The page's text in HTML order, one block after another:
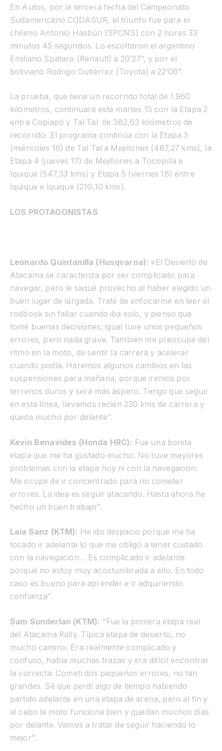
En Autos, por la tercera fecha del Campeonato
Sudamericano CODASUR, el triunfo fue para el
chileno Antonio Hasbún (SPCNS) con 2 horas 33
minutos 45 segundos. Lo escoltaron el argentino
Emiliano Spataro (Renault) a 20’27”, y por el
boliviano Rodrigo Gutiérrez (Toyota) a 22’06”.
La prueba, que tiene un recorrido total de 1.960
kilómetros, continuará este martes 15 con la Etapa 2
entre Copiapó y Tal Tal de 382,63 kilómetros de
recorrido. El programa continúa con la Etapa 3
(miércoles 16) de Tal Tal a Mejillones (487,27 kms), la
Etapa 4 (jueves 17) de Mejillones a Tocopilla e
Iquique (547,33 kms) y Etapa 5 (viernes 18) entre
Iquique e Iquique (210,10 kms).
LOS PROTAGONISTAS
Leonardo Quintanilla (Husqvarna): «El Desierto de
Atacama se caracteriza por ser complicado para
navegar, pero le saqué provecho al haber elegido un
buen lugar de largada. Traté de enfocarme en leer el
rodbook sin fallar cuando iba solo, y pienso que
tomé buenas decisiones; igual tuve unos pequeños
errores, pero nada grave. También me preocupé del
ritmo en la moto, de sentir la carrera y acelerar
cuando podía. Haremos algunos cambios en las
suspensiones para mañana, porque iremos por
terrenos duros y será más áspero. Tengo que seguir
en esta línea, llevamos recién 220 kms de carrera y
queda mucho por delante”.
Kevin Benavides (Honda HRC): Fue una bonita
etapa que me ha gustado mucho. No tuve mayores
problemas con la etapa hoy ni con la navegación.
Me ocupe de ir concentrado para no cometer
errores. La idea es seguir atacando. Hasta ahora he
hecho un buen trabajo”.
Laia Sanz (KTM): He ido despacio porque me ha
tocado ir adelante lo que me obligó a tener cuidado
con la navegación… Es complicado ir adelante
porque no estoy muy acostumbrada a ello. En todo
caso es bueno para aprender e ir adquiriendo
confianza”.
Sam Sunderlan (KTM): “Fue la primera etapa real
del Atacama Rally. Típica etapa de desierto, no
mucho camino. Era realmente complicado y
confuso, había muchas trazas y era difícil encontrar
la correcta. Cometí dos pequeños errores, no tan
grandes. Sé que perdí algo de tiempo habiendo
partido adelante en una etapa de arena, pero al fin y
al cabo la moto funciona bien y quedan muchos días
por delante. Vamos a tratar de seguir haciendo lo
mejor”.